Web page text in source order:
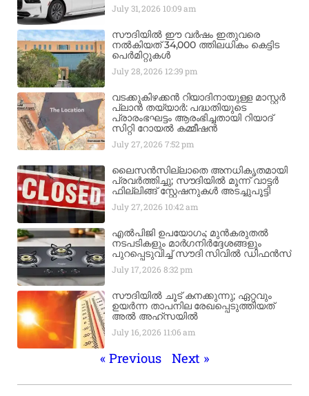
July 31, 2026 10:09 am
സൗദിയിൽ ഈ വർഷം ഇതുവരെ
നൽകിയത് 34,000 ത്തിലധികം കെട്ടിട
പെർമിറ്റുകൾ
July 28, 2026 12:39 pm
വടക്കുകിഴക്കൻ റിയാദിനായുള്ള മാസ്റ്റർ
പ്ലാൻ തയ്യാർ: പദ്ധതിയുടെ
പ്രാരംഭഘട്ടം ആരംഭിച്ചതായി റിയാദ്
സിറ്റി റോയൽ കമ്മീഷൻ
July 27, 2026 7:52 pm
ലൈസൻസില്ലാതെ അനധികൃതമായി
പ്രവർത്തിച്ചു; സൗദിയിൽ മൂന്ന് വാട്ടർ
ഫില്ലിങ്ങ് സ്റ്റേഷനുകൾ അടച്ചുപൂട്ടി
July 27, 2026 10:42 am
എൽപിജി ഉപയോഗം; മുൻകരുതൽ
നടപടികളും മാർഗനിർദ്ദേശങ്ങളും
പുറപ്പെടുവിച്ച് സൗദി സിവിൽ ഡിഫൻസ്
July 17, 2026 8:32 pm
സൗദിയിൽ ചൂട് കനക്കുന്നു; ഏറ്റവും
ഉയർന്ന താപനില രേഖപ്പെടുത്തിയത്
അൽ അഹ്‌സയിൽ
July 16, 2026 11:06 am
« Previous Next »